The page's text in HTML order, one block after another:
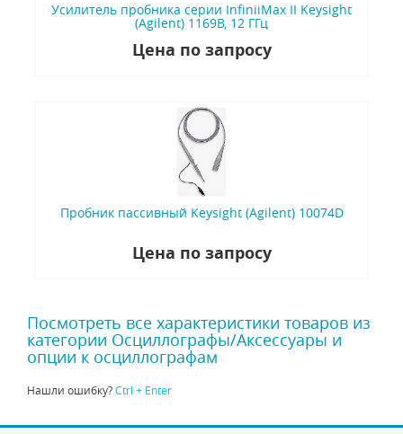
Усилитель пробника серии InfiniiMax II Keysight
(Agilent) 1169B, 12 ГГц
Цена по запросу
Пробник пассивный Keysight (Agilent) 10074D
Цена по запросу
Посмотреть все характеристики товаров из
категории Осциллографы/Аксессуары и
опции к осциллографам
Нашли ошибку?Ctrl + Enter